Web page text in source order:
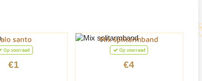
santo
Op voorraad
€1
Mix splitarmband
Op voorraad
€4